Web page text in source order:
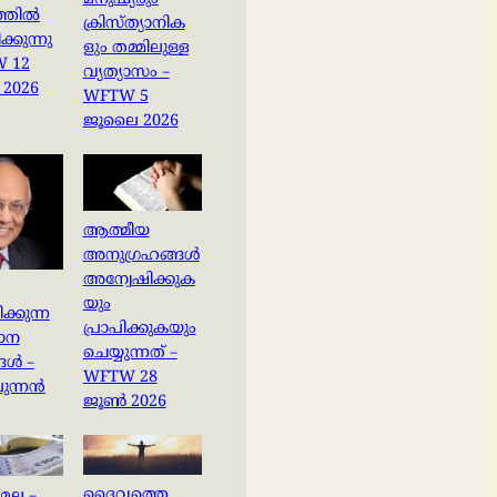
12
ക്രിസ്ത്യാനിക
ളും തമ്മിലുള്ള
വ്യത്യാസം –
WFTW 5
ജൂലൈ 2026
–
ആത്മീയ
അനുഗ്രഹങ്ങൾ
അന്വേഷിക്കുക
യും
പ്രാപിക്കുകയും
ചെയ്യുന്നത് –
WFTW 28
ജൂൺ 2026